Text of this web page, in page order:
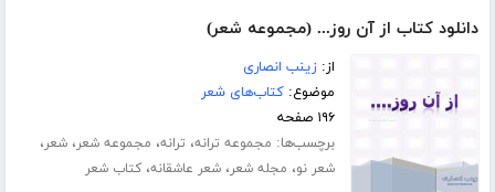
دانلود کتاب از آن روز... (مجموعه شعر)
از:زینب انصاری
موضوع:کتاب‌های شعر
۱۹۶ صفحه
برچسب‌ها: مجموعه ترانه، ترانه، مجموعه شعر،شعر،
شعر نو، مجله شعر،شعر عاشقانه،کتاب شعر